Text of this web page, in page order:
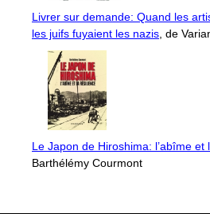
Livrer sur demande: Quand les
les juifs fuyaient les nazis, de
Le Japon de Hiroshima: l’abîme et
Barthélémy Courmont